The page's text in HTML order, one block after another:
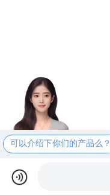
可以介绍下你们的产品么？